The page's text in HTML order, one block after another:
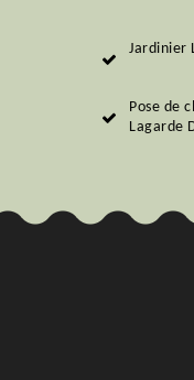
Jardinier
Pose de
Lagarde